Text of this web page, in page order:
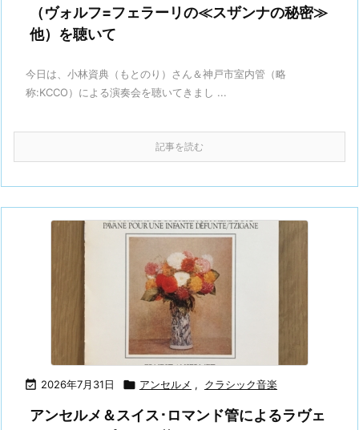
（ヴォルフ=フェラーリの≪スザンナの秘密≫
他）を聴いて
今日は、小林資典（もとのり）さん＆神戸市室内管（略
称:KCCO）による演奏会を聴いてきまし ...
記事を読む
 2026年7月31日  アンセルメ , クラシック音楽
アンセルメ＆スイス･ロマンド管によるラヴェ